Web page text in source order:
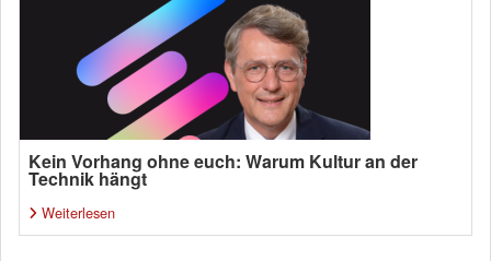
Kein Vorhang ohne euch: Warum Kultur an der
Technik hängt
Weiterlesen